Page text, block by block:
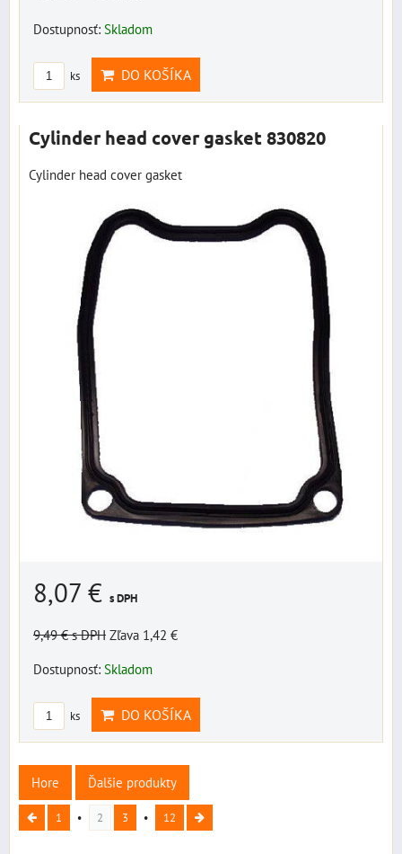
Dostupnosť: Skladom
ks DO KOŠÍKA
Cylinder head cover gasket 830820
Cylinder head cover gasket
8,07 € s DPH
9,49 €s DPH Zľava 1,42 €
Dostupnosť: Skladom
ks DO KOŠÍKA
Hore Ďalšie produkty
1 2 3 12